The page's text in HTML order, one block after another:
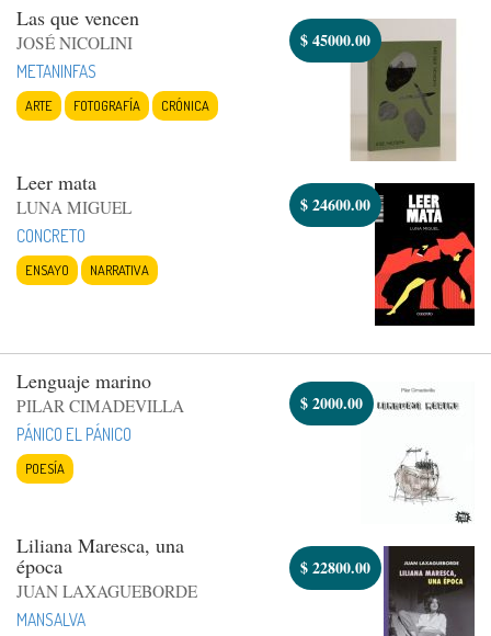
Las que vencen
JOSÉ NICOLINI
METANINFAS
ARTE FOTOGRAFÍA CRÓNICA
$45000.00
Leer mata
LUNA MIGUEL
CONCRETO
ENSAYO NARRATIVA
$24600.00
Lenguaje marino
PILAR CIMADEVILLA
PÁNICO EL PÁNICO
POESÍA
$2000.00
Liliana Maresca, una
época
JUAN LAXAGUEBORDE
MANSALVA
$22800.00